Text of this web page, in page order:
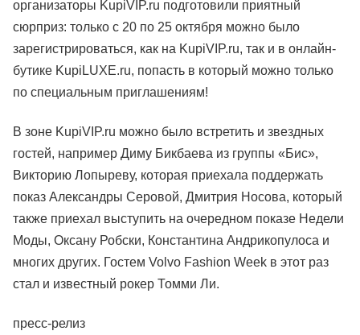
организаторы KupiVIP.ru подготовили приятный
сюрприз: только с 20 по 25 октября можно было
зарегистрироваться, как на KupiVIP.ru, так и в онлайн-
бутике KupiLUXE.ru, попасть в который можно только
по специальным приглашениям!
В зоне KupiVIP.ru можно было встретить и звездных
гостей, например Диму Бикбаева из группы «Бис»,
Викторию Лопыреву, которая приехала поддержать
показ Александры Серовой, Дмитрия Носова, который
также приехал выступить на очередном показе Недели
Моды, Оксану Робски, Константина Андрикопулоса и
многих других. Гостем Volvo Fashion Week в этот раз
стал и известный рокер Томми Ли.
пресс-релиз